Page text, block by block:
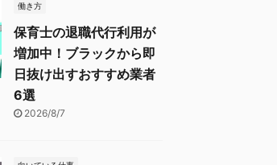
働き方
保育士の退職代行利用が
増加中！ブラックから即
日抜け出すおすすめ業者
6選
2026/8/7